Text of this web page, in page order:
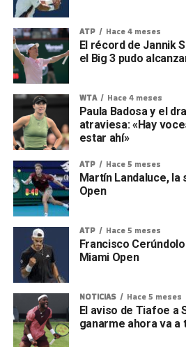
ATP Hace 4 meses
El récord de Jannik
el Big 3 pudo
WTA Hace 4 meses
Paula Badosa y el
atraviesa: «Hay
estar ahí»
ATP Hace 5 meses
Martín Landaluce,
Open
ATP Hace 5 meses
Francisco
Miami Open
NOTICIAS Hace 5 meses
El aviso de Tiafoe a
ganarme ahora va